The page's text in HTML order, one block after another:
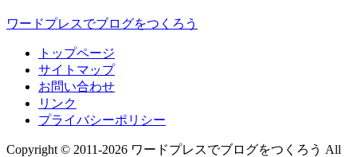
ワードプレスでブログをつくろう
トップページ
サイトマップ
お問い合わせ
リンク
プライバシーポリシー
Copyright © 2011-2026 ワードプレスでブログをつくろう All